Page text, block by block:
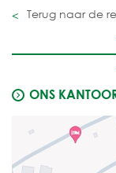
Terug naar de
ONS